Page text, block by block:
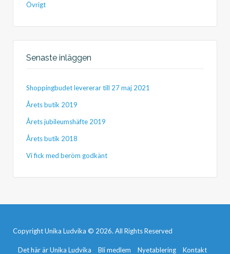
Övrigt
Senaste inläggen
Shoppingbudet levererar till 27 maj 2021
Årets butik 2019
Årets jubileumshäfte 2019
Årets butik 2018
Vi fick med beröm godkänt
Copyright Unika Ludvika © 2026. All Rights Reserved
Det här är Unika Ludvika Bli medlem Nyetablering Kontakt